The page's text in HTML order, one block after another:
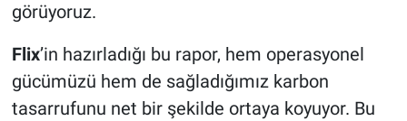
görüyoruz.
Flix’in hazırladığı bu rapor, hem operasyonel
gücümüzü hem de sağladığımız karbon
tasarrufunu net bir şekilde ortaya koyuyor. Bu